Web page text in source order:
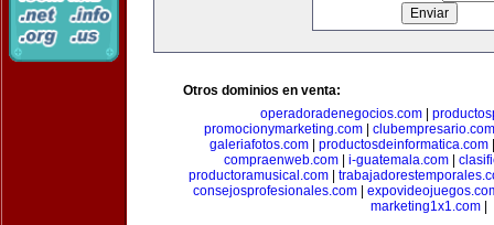
Otros dominios en venta:
operadoradenegocios.com|
promocionymarketing.com| clubempresario.com
galeriafotos.com
productosdeinformatica.com
compraenweb.com| i-guatemala.com|
productoramusical.com
consejosprofesionales.com|
marketing1x1.com